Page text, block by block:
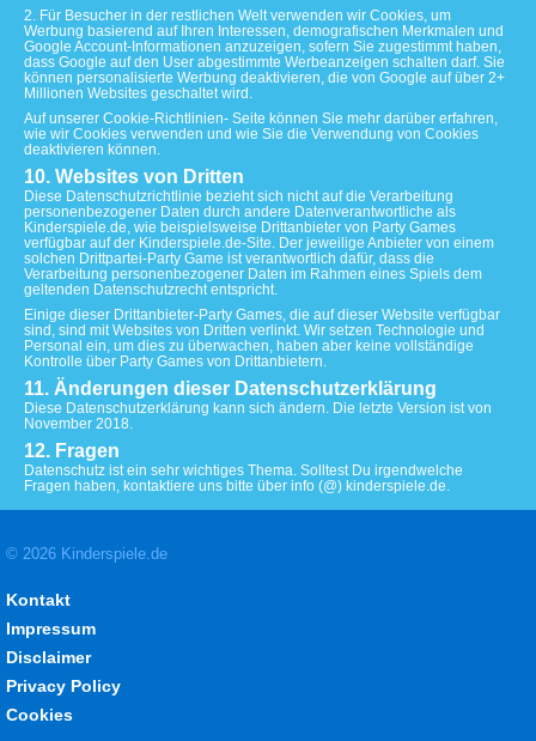
2. Für Besucher in der restlichen Welt verwenden wir Cookies, um
Werbung basierend auf Ihren Interessen, demografischen Merkmalen und
Google Account-Informationen anzuzeigen, sofern Sie zugestimmt haben,
dass Google auf den User abgestimmte Werbeanzeigen schalten darf. Sie
können personalisierte Werbung deaktivieren, die von Google auf über 2+
Millionen Websites geschaltet wird.
Auf unserer Cookie-Richtlinien- Seite können Sie mehr darüber erfahren,
wie wir Cookies verwenden und wie Sie die Verwendung von Cookies
deaktivieren können.
10. Websites von Dritten
Diese Datenschutzrichtlinie bezieht sich nicht auf die Verarbeitung
personenbezogener Daten durch andere Datenverantwortliche als
Kinderspiele.de, wie beispielsweise Drittanbieter von Party Games
verfügbar auf der Kinderspiele.de-Site. Der jeweilige Anbieter von einem
solchen Drittpartei-Party Game ist verantwortlich dafür, dass die
Verarbeitung personenbezogener Daten im Rahmen eines Spiels dem
geltenden Datenschutzrecht entspricht.
Einige dieser Drittanbieter-Party Games, die auf dieser Website verfügbar
sind, sind mit Websites von Dritten verlinkt. Wir setzen Technologie und
Personal ein, um dies zu überwachen, haben aber keine vollständige
Kontrolle über Party Games von Drittanbietern.
11. Änderungen dieser Datenschutzerklärung
Diese Datenschutzerklärung kann sich ändern. Die letzte Version ist von
November 2018.
12. Fragen
Datenschutz ist ein sehr wichtiges Thema. Solltest Du irgendwelche
Fragen haben, kontaktiere uns bitte über info (@) kinderspiele.de.
© 2026 Kinderspiele.de
Kontakt
Impressum
Disclaimer
Privacy Policy
Cookies